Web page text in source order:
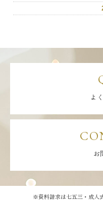
よ
お
※資料請求は七五三・成人